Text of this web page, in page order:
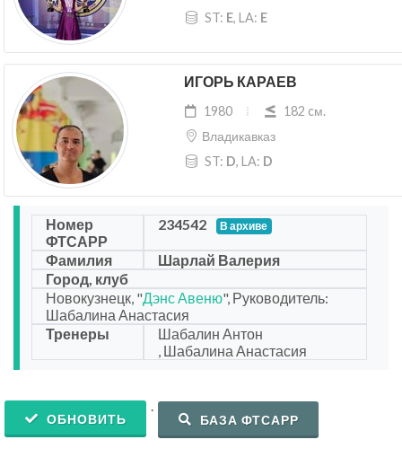
ST: E, LA: E
ИГОРЬ КАРАЕВ
1980
182 cм.
Владикавказ
ST: D, LA: D
Номер
ФТСАРР
234542 В архиве
Фамилия
Шарлай Валерия
Город, клуб
Новокузнецк, "Дэнс Авеню", Руководитель:
Шабалина Анастасия
Тренеры
Шабалин Антон
, Шабалина Анастасия
ОБНОВИТЬ
.
БАЗА ФТСАРР